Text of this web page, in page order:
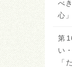
べ
心
第
い
「